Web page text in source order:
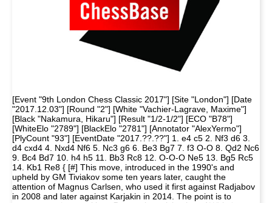
[Event "9th London Chess Classic 2017"] [Site "London"] [Date
"2017.12.03"] [Round "2"] [White "Vachier-Lagrave, Maxime"]
[Black "Nakamura, Hikaru"] [Result "1/2-1/2"] [ECO "B78"]
[WhiteElo "2789"] [BlackElo "2781"] [Annotator "AlexYermo"]
[PlyCount "93"] [EventDate "2017.??.??"] 1. e4 c5 2. Nf3 d6 3.
d4 cxd4 4. Nxd4 Nf6 5. Nc3 g6 6. Be3 Bg7 7. f3 O-O 8. Qd2 Nc6
9. Bc4 Bd7 10. h4 h5 11. Bb3 Rc8 12. O-O-O Ne5 13. Bg5 Rc5
14. Kb1 Re8 { [#] This move, introduced in the 1990's and
upheld by GM Tiviakov some ten years later, caught the
attention of Magnus Carlsen, who used it first against Radjabov
in 2008 and later against Karjakin in 2014. The point is to